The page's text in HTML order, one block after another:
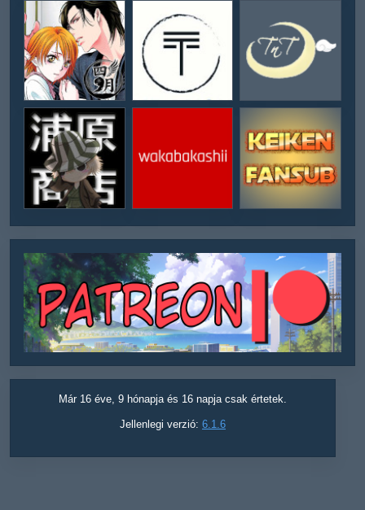
Már 16 éve, 9 hónapja és 16 napja csak értetek.
Jellenlegi verzió: 6.1.6